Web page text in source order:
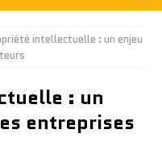
intellectuelle : un enjeu
: un
entreprises